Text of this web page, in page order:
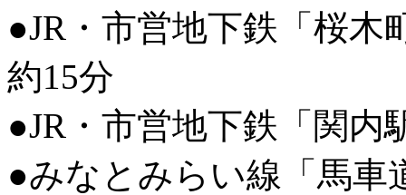
●JR・市営地下鉄「桜木
約15分
●JR・市営地下鉄「関内
●みなとみらい線「馬車